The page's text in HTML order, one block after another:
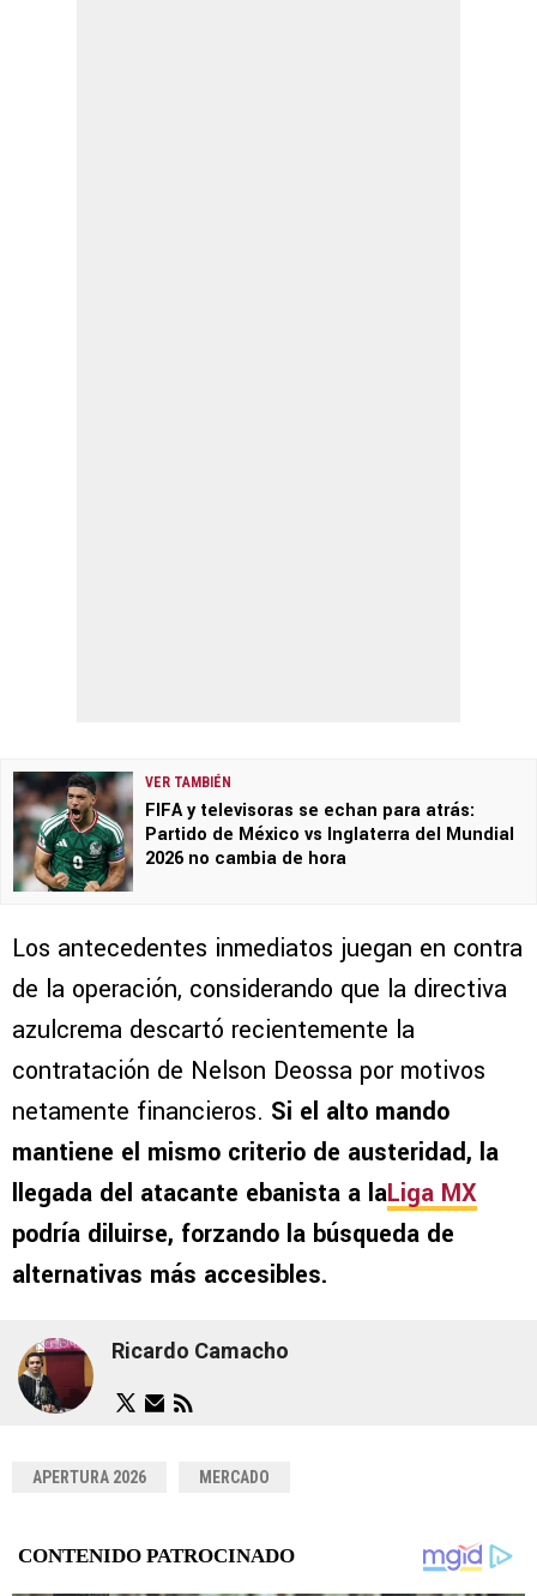
VER TAMBIÉN
FIFA y televisoras se echan para atrás:
Partido de México vs Inglaterra del Mundial
2026 no cambia de hora
Los antecedentes inmediatos juegan en contra
de la operación, considerando que la directiva
azulcrema descartó recientemente la
contratación de Nelson Deossa por motivos
netamente financieros. Si el alto mando
mantiene el mismo criterio de austeridad, la
llegada del atacante ebanista a laLiga MX
podría diluirse, forzando la búsqueda de
alternativas más accesibles.
Ricardo Camacho
APERTURA 2026 MERCADO